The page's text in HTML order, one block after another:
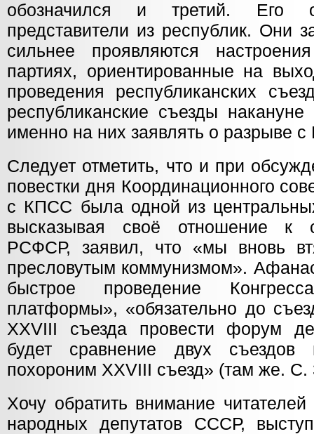
обозначился и третий. Его
представители из республик. Они
сильнее проявляются
партиях, ориентированные на
проведения республиканских
республиканские съезды
именно на них заявлять о разрыве
Следует отметить, что и при
повестки дня Координационного
с КПСС была одной из
высказывая своё отношение к
РСФСР, заявил, что «мы вновь
пресловутым коммунизмом».
быстрое проведение
платформы», «обязательно до
XXVIII съезда провести форум
будет сравнение двух
похороним XXVIII съезд» (там же. С.
Хочу обратить внимание
народных депутатов СССР,